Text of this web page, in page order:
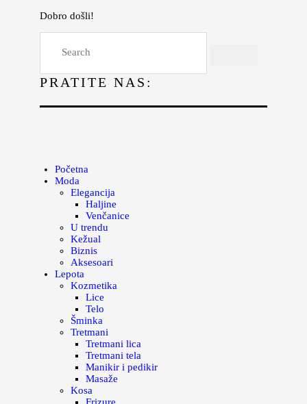
Dobro došli!
PRATITE NAS:
Početna
Moda
Elegancija
Haljine
Venčanice
U trendu
Kežual
Biznis
Aksesoari
Lepota
Kozmetika
Lice
Telo
Šminka
Tretmani
Tretmani lica
Tretmani tela
Manikir i pedikir
Masaže
Kosa
Lepota
Kuhinja
Magazin